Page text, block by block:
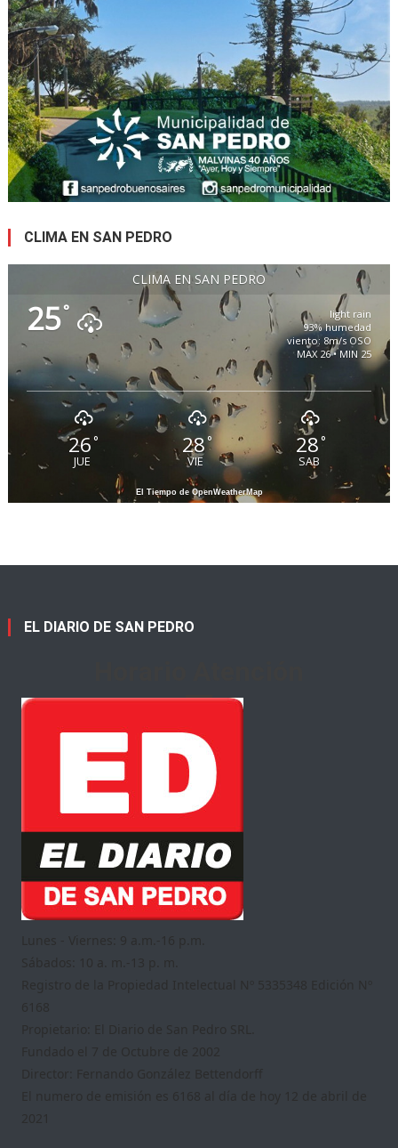
CLIMA EN SAN PEDRO
CLIMA EN SAN PEDRO
25°
light rain
93% humedad
viento: 8m/s OSO
MAX 26 • MIN 25
26°
JUE
28 °
VIE
28°
SAB
El Tiempo de OpenWeatherMap
EL DIARIO DE SAN PEDRO
Lunes - Viernes: 9 a.m.-16 p.m.
Sábados: 10 a. m.-13 p. m.
Registro de la Propiedad Intelectual Nº 5335348 Edición Nº
6168
Propietario: El Diario de San Pedro SRL.
Fundado el 7 de Octubre de 2002
Director: Fernando González Bettendorff
El numero de emisión es 6168 al día de hoy 12 de abril de
2021